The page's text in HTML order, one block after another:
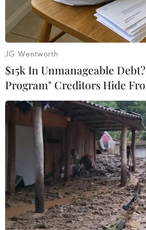
Một vụ nổ lớn ở Damascus khi Israel
Syria. (Nguồn: Times of
Theo Reuters, quân đội Israel
20/11, các máy bay của nước
nhiều mục tiêu Iran và Syria
vụ tấn công trả đũa.
Tuyên bố của quân đội Israel
JG Wentworth
$15k In Unmanageable
Program" Creditors Hide